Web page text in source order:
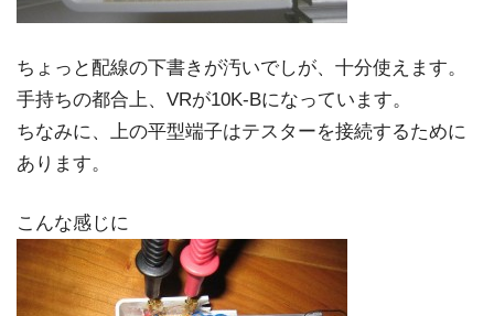
ちょっと配線の下書きが汚いでしが、十分使えます。
手持ちの都合上、VRが10K-Bになっています。
ちなみに、上の平型端子はテスターを接続するために
あります。
こんな感じに